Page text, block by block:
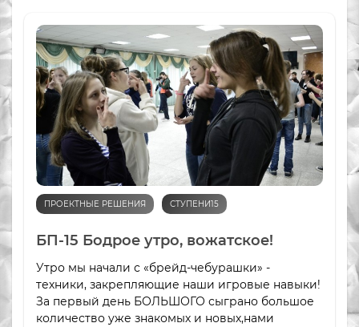
ПРОЕКТНЫЕ РЕШЕНИЯ СТУПЕНИ15
БП-15 Бодрое утро, вожатское!
Утро мы начали с «брейд-чебурашки» -
техники, закрепляющие наши игровые навыки!
За первый день БОЛЬШОГО сыграно большое
количество уже знакомых и новых,нами